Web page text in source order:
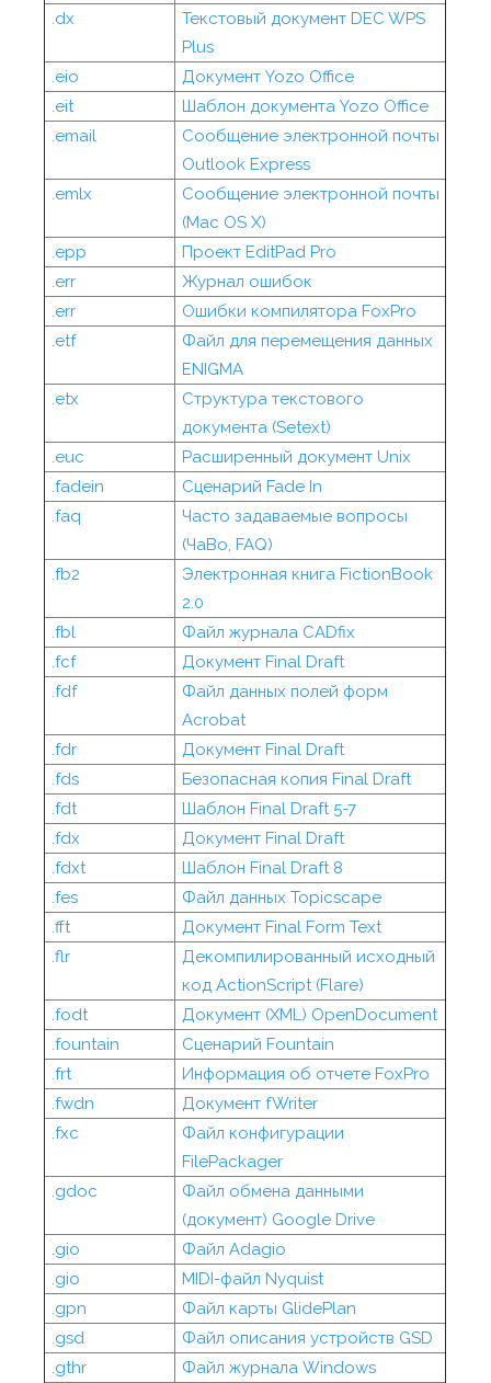
.dx
Текстовый документ DEC WPS
Plus
.eio
Документ Yozo Office
.eit
Шаблон документа Yozo Office
.email
Сообщение электронной почты
Outlook Express
.emlx
Сообщение электронной почты
(Mac OS X)
.epp
Проект EditPad Pro
.err
Журнал ошибок
.err
Ошибки компилятора FoxPro
.etf
Файл для перемещения данных
ENIGMA
.etx
Структура текстового
документа (Setext)
.euc
Расширенный документ Unix
.fadein
Сценарий Fade In
.faq
Часто задаваемые вопросы
(ЧаВо, FAQ)
.fb2
Электронная книга FictionBook
2.0
.fbl
Файл журнала CADfix
.fcf
Документ Final Draft
.fdf
Файл данных полей форм
Acrobat
.fdr
Документ Final Draft
.fds
Безопасная копия Final Draft
.fdt
Шаблон Final Draft 5-7
.fdx
Документ Final Draft
.fdxt
Шаблон Final Draft 8
.fes
Файл данных Topicscape
.fft
Документ Final Form Text
.flr
Декомпилированный исходный
код ActionScript (Flare)
.fodt
Документ (XML) OpenDocument
.fountain
Сценарий Fountain
.frt
Информация об отчете FoxPro
.fwdn
Документ fWriter
.fxc
Файл конфигурации
FilePackager
.gdoc
Файл обмена данными
(документ) Google Drive
.gio
Файл Adagio
.gio
MIDI-файл Nyquist
.gpn
Файл карты GlidePlan
.gsd
Файл описания устройств GSD
.gthr
Файл журнала Windows